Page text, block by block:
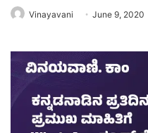
Vinayavani June 9, 2020